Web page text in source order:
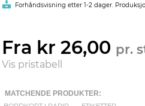
Forhåndsvisning etter 1-2 dager.
Fra kr 26,00 pr.
Vis pristabell
MATCHENDE PRODUKTER: